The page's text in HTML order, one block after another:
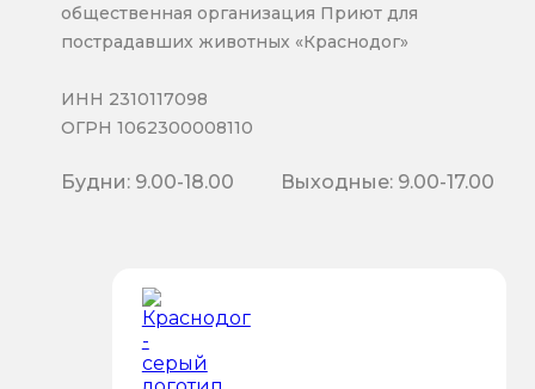
общественная организация Приют для
пострадавших животных «Краснодог»
ИНН 2310117098
ОГРН 1062300008110
Будни: 9.00-18.00 Выходные: 9.00-17.00